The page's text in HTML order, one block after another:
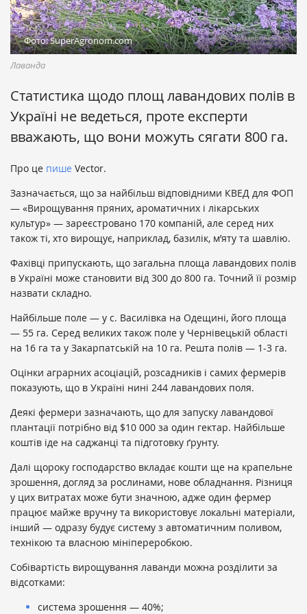
Фото: SuperAgronom.com
Лаванда
Статистика щодо площ лавандових полів в
Україні не ведеться, проте експерти
вважають, що вони можуть сягати 800 га.
Про це пише Vector.
Зазначається, що за найбільш відповідними КВЕД для ФОП
— «Вирощування пряних, ароматичних і лікарських
культур» — зареєстровано 170 компаній, але серед них
також ті, хто вирощує, наприклад, базилік, м’яту та шавлію.
Фахівці припускають, що загальна площа лавандових полів
в Україні може становити від 300 до 800 га. Точний її розмір
назвати складно.
Найбільше поле — у с. Василівка на Одещині, його площа
— 55 га. Серед великих також поле у Чернівецькій області
на 16 га та у Закарпатській на 10 га. Решта полів — 1-3 га.
Оцінки аграрних асоціацій, розсадників і самих фермерів
показують, що в Україні нині 244 лавандових поля.
Деякі фермери зазначають, що для запуску лавандової
плантації потрібно від $10 000 за один гектар. Найбільше
коштів іде на саджанці та підготовку ґрунту.
Далі щороку господарство вкладає кошти ще на крапельне
зрошення, догляд за рослинами, нове обладнання. Різниця
у цих витратах може бути значною, адже один фермер
працює майже вручну та використовує локальні матеріали,
інший — одразу будує систему з автоматичним поливом,
технікою та власною мініпереробкою.
Собівартість вирощування лаванди можна розділити за
відсотками:
система зрошення — 40%;